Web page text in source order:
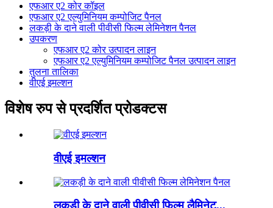
एफआर ए2 कोर कॉइल
एफआर ए2 एल्युमिनियम कम्पोजिट पैनल
लकड़ी के दाने वाली पीवीसी फिल्म लेमिनेशन पैनल
उपकरण
एफआर ए2 कोर उत्पादन लाइन
एफआर ए2 एल्युमिनियम कम्पोजिट पैनल उत्पादन लाइन
तुलना तालिका
वीएई इमल्शन
विशेष रुप से प्रदर्शित प्रोडक्टस
वीएई इमल्शन